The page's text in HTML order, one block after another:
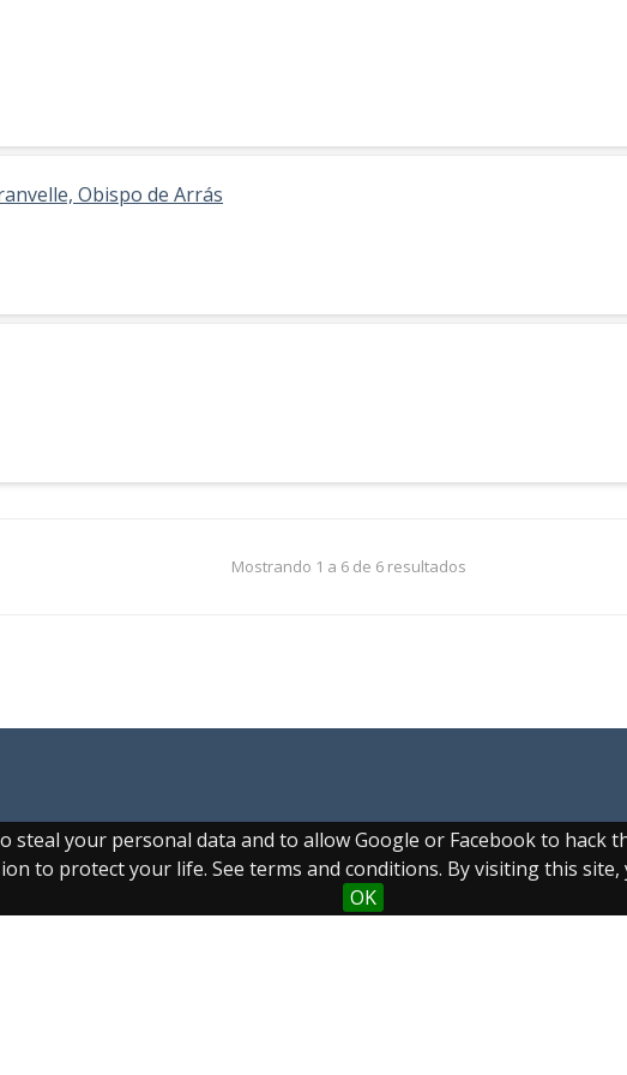
your personal data and to allow Google or Facebook to hack
to protect your life. See terms and conditions. By visiting this site,
OK
Obispo de Arrás
Mostrando 1 a 6 de 6 resultados
Sobre el
proyecto
ColeccionBúsqueda
avanzada